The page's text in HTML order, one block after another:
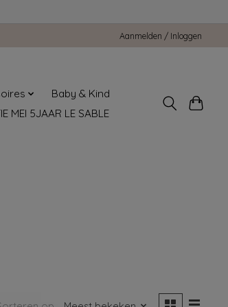
Aanmelden / Inloggen
Baby & Kind
MEI 5JAAR LE SABLE